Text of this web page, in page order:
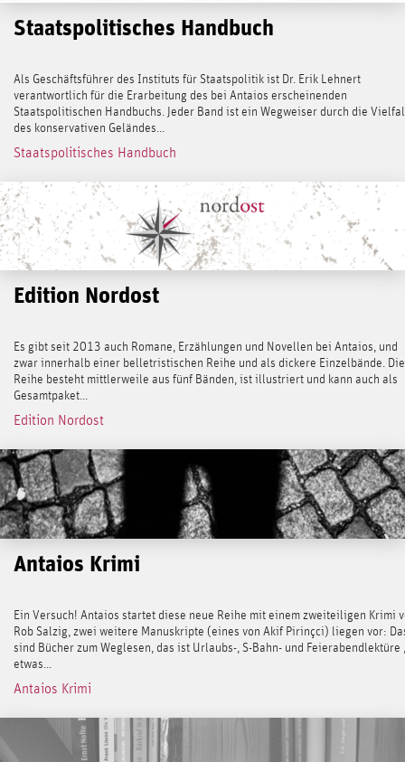
Staatspolitisches Handbuch
Als Geschäftsführer des Instituts für Staatspolitik ist Dr. Erik Lehnert
verantwortlich für die Erarbeitung des bei Antaios erscheinenden
Staatspolitischen Handbuchs. Jeder Band ist ein Wegweiser durch die
des konservativen Geländes...
Staatspolitisches Handbuch
Edition Nordost
Es gibt seit 2013 auch Romane, Erzählungen und Novellen bei Antaios, und
zwar innerhalb einer belletristischen Reihe und als dickere Einzelbände. Die
Reihe besteht mittlerweile aus fünf Bänden, ist illustriert und kann auch als
Gesamtpaket...
Edition Nordost
Antaios Krimi
Ein Versuch! Antaios startet diese neue Reihe mit einem zweiteiligen Krimi
Rob Salzig, zwei weitere Manuskripte (eines von Akif Pirinçci) liegen vor:
sind Bücher zum Weglesen, das ist Urlaubs-, S-Bahn- und Feierabendlektüre
etwas...
Antaios Krimi